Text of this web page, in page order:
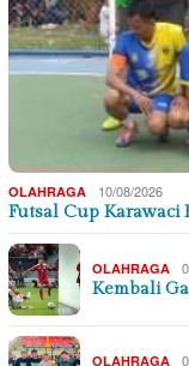
OLAHRAGA 10/08/2026
Futsal Cup Karawaci
OLAHRAGA
Kembali
OLAHRAGA